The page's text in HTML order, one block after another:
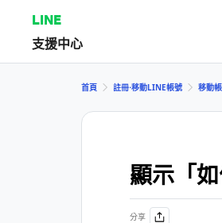
LINE
支援中心
首頁 註冊⋅移動LINE帳號 移動
顯示「
分享